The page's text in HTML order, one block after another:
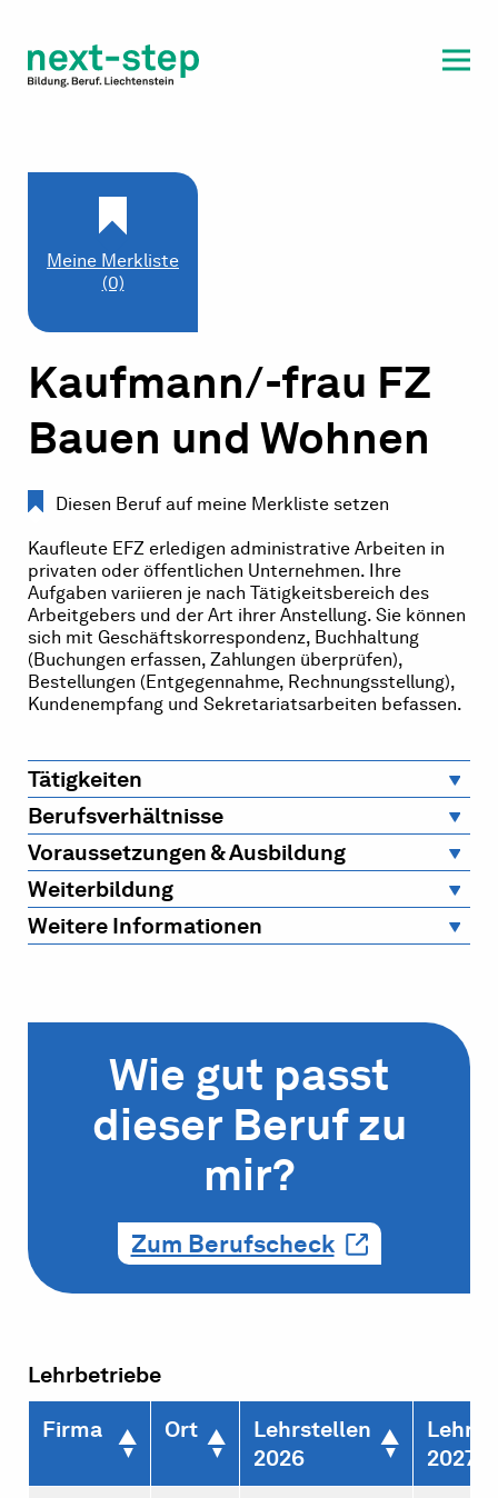
Beratung & Unterstützung
Meine Merkliste
(0)
Kaufmann/-frau FZ
Bauen und Wohnen
Diesen Beruf auf meine Merkliste setzen
Kaufleute EFZ erledigen administrative Arbeiten in
privaten oder öffentlichen Unternehmen. Ihre
Aufgaben variieren je nach Tätigkeitsbereich des
Arbeitgebers und der Art ihrer Anstellung. Sie können
sich mit Geschäftskorrespondenz, Buchhaltung
(Buchungen erfassen, Zahlungen überprüfen),
Bestellungen (Entgegennahme, Rechnungsstellung),
Kundenempfang und Sekretariatsarbeiten befassen.
Tätigkeiten
Berufsverhältnisse
Voraussetzungen & Ausbildung
Weiterbildung
Weitere Informationen
Wie gut passt
dieser Beruf zu
mir?
Zum Berufscheck
Lehrbetriebe
Firma Ort
Lehrstellen
2026
2027